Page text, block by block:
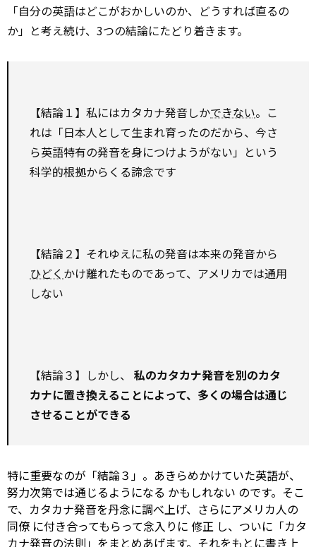
「自分の英語はどこがおかしいのか、どうすれば直るの
か」と考え続け、3つの結論にたどり着きます。
【結論１】私にはカタカナ発音しかできない。こ
れは「日本人として生まれ育ったのだから、今さ
ら英語特有の発音を身につけようがない」という
科学的根拠からくる諦念です
【結論２】それゆえに私の発音は本来の発音から
ひどく かけ離れたものであって、アメリカでは通用
しない
【結論３】しかし、 私のカタカナ発音を別のカタ
カナに置き換えることによって、多くの場合は通じ
させることができる
特に重要なのが「結論３」。あきらめかけていた英語が、
努力次第では通じるようになる かもしれない のです。そこ
で、カタカナ発音を丹念に調べ上げ、さらにアメリカ人の
同僚 に付き合ってもらって念入りに 修正 し、ついに「カタ
カナ発音の法則」をまとめあげます。それをもとに書き上